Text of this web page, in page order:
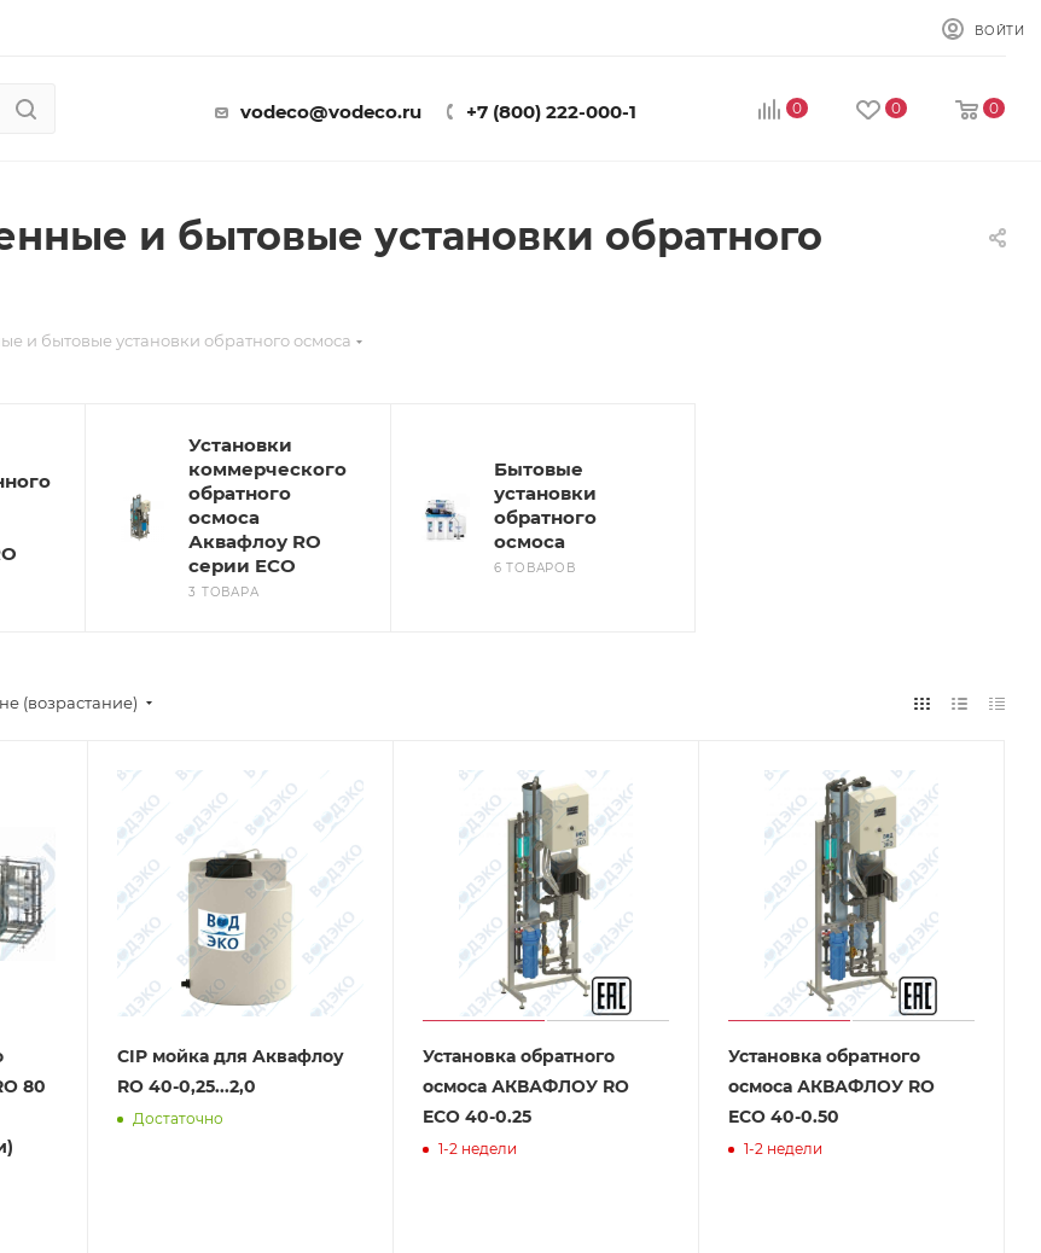
ВОЙТИ
vodeco@vodeco.ru +7 (800) 222-000-1 0 0 0
и бытовые установки обратного
и бытовые установки обратного осмоса
Установки
коммерческого
обратного
осмоса
Аквафлоу RO
серии ECO
3 ТОВАРА
Бытовые
установки
обратного
осмоса
6 ТОВАРОВ
(возрастание)
80
CIP мойка для Aквафлоу
RO 40-0,25...2,0
Достаточно
Установка обратного
осмоса АКВАФЛОУ RO
ECO 40-0.25
1-2 недели
Установка обратного
осмоса АКВАФЛОУ RO
ECO 40-0.50
1-2 недели